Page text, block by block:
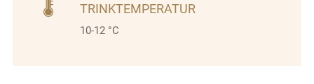
TRINKTEMPERATUR
10-12 °C